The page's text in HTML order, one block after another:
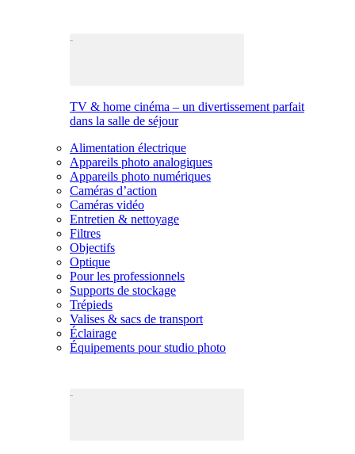
TV & home cinéma – un divertissement parfait
dans la salle de séjour
Alimentation électrique
Appareils photo analogiques
Appareils photo numériques
Caméras d’action
Caméras vidéo
Entretien & nettoyage
Filtres
Objectifs
Optique
Pour les professionnels
Supports de stockage
Trépieds
Valises & sacs de transport
Éclairage
Équipements pour studio photo